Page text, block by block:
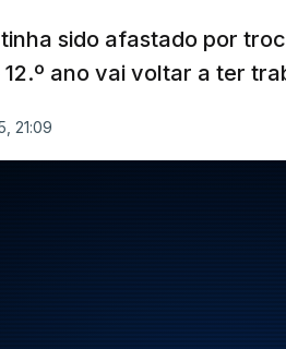
sido afastado por
ano vai voltar a ter
21:09